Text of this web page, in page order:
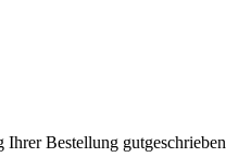
Ihrer Bestellung gutgeschrieben